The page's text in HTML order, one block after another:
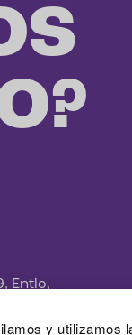
y utilizamos
Entlo,